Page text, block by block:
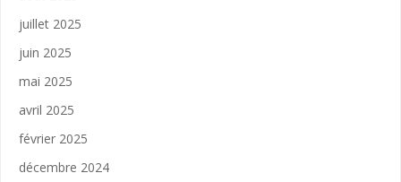
juillet 2025
juin 2025
mai 2025
avril 2025
février 2025
décembre 2024